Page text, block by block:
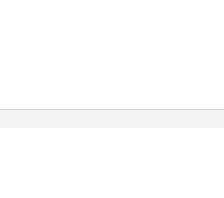
um später rund um
!